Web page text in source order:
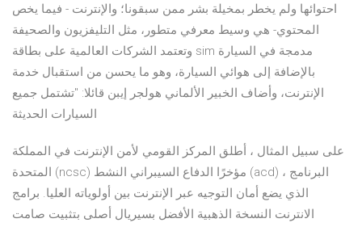
احتوائها ولم يخطر بمخيلة بشر ممن سبقونا؛ والإنترنت - فيما يخص
المحتوي- هي وسيط معرفي متطور، مثل التليفزيون والصحيفة
وتعتمد الشركات العالمية على بطاقة sim مدمجة في السيارة
بالإضافة إلى هوائي السيارة، وهو ما يحسن من استقبال خدمة
الإنترنت، وأضاف الخبير الألماني هولجر إيبن قائلا: "تشتمل جميع
السيارات الحديثة
على سبيل المثال ، أطلق المركز القومي لأمن الإنترنت في المملكة
المتحدة (ncsc) مؤخرًا الدفاع السيبراني النشط (acd) البرنامج ،
الذي يضع أمان التوجيه عبر الإنترنت بين أولوياته العليا. برامج
الانترنت النسخة الذهبية الأفضل بسيريال أصلى بتثبيت صامت